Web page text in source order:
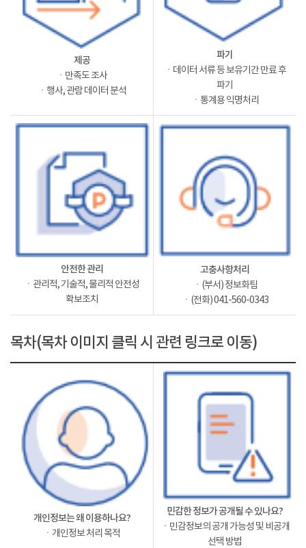
제공
ㆍ만족도 조사
ㆍ행사, 관람 데이터 분석
파기
ㆍ데이터 서류 등 보유기간 만료 후
파기
ㆍ통계용 익명처리
안전한 관리
ㆍ관리적, 기술적, 물리적 안전성
확보조치
고충사항처리
ㆍ(부서) 정보화팀
ㆍ(전화) 041-560-0343
목차(목차 이미지 클릭 시 관련 링크로 이동)
개인정보는 왜 이용하나요?
ㆍ개인정보 처리 목적
민감한 정보가 공개될 수 있나요?
ㆍ민감정보의 공개 가능성 및 비공개
선택 방법